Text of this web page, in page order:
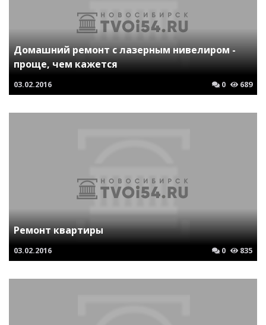
Домашний ремонт с лазерным нивелиром -
проще, чем кажется
03.02.2016 0 689
Ремонт квартиры
03.02.2016 0 835